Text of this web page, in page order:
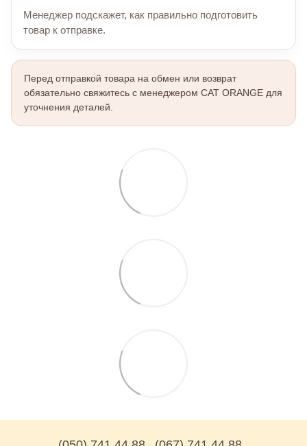
Менеджер подскажет, как правильно подготовить
товар к отправке.
Перед отправкой товара на обмен или возврат
обязательно свяжитесь с менеджером CAT ORANGE для
уточнения деталей.